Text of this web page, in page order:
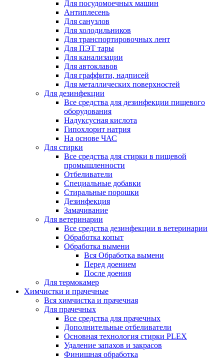
Для посудомоечных машин
Антиплесень
Для санузлов
Для холодильников
Для транспортировочных лент
Для ПЭТ тары
Для канализации
Для автоклавов
Для граффити, надписей
Для металлических поверхностей
Для дезинфекции
Все средства для дезинфекции пищевого
оборудования
Надуксусная кислота
Гипохлорит натрия
На основе ЧАС
Для стирки
Все средства для стирки в пищевой
промышленности
Отбеливатели
Специальные добавки
Стиральные порошки
Дезинфекция
Замачивание
Для ветеринарии
Все средства дезинфекции в ветеринарии
Обработка копыт
Обработка вымени
Вся Обработка вымени
Перед доением
После доения
Для термокамер
Химчистки и прачечные
Вся химчистка и прачечная
Для прачечных
Все средства для прачечных
Дополнительные отбеливатели
Основная технология стирки PLEX
Удаление запахов и закрасов
Финишная обработка